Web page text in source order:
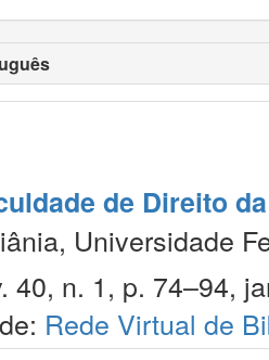
de Direito
Universidade
40, n. 1, p. 74–94,
Rede Virtual de